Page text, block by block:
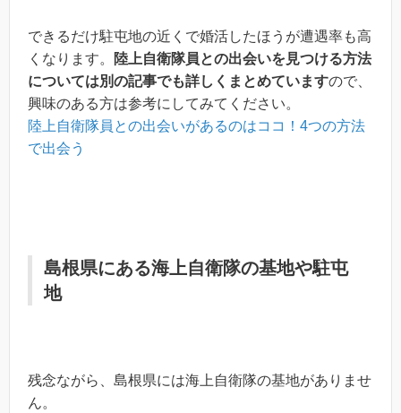
できるだけ駐屯地の近くで婚活したほうが遭遇率も高
くなります。
陸上自衛隊員との出会いを見つける方法
については別の記事でも詳しくまとめていますので、
興味のある方は参考にしてみてください。
陸上自衛隊員との出会いがあるのはココ！4つの方法
で出会う
島根県にある海上自衛隊の基地や駐屯
地
残念ながら、島根県には海上自衛隊の基地がありませ
ん。